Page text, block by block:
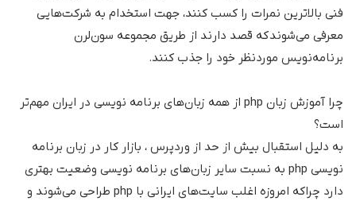
فنی بالاترین نمرات را کسب کنند، جهت استخدام به شرکت‌هایی
معرفی می‌شوند که قصد دارند از طریق مجموعه سون‌لرن
برنامه‌نویس موردنظر خود را جذب کنند.
چرا آموزش زبان php از همه زبان‌های برنامه نویسی در ایران مهم‌تر
است؟
به دلیل استقبال بیش از حد از وردپرس ، بازار کار در زبان برنامه
نویسی php به نسبت سایر زبان‌های برنامه نویسی وضعیت بهتری
دارد چراکه امروزه اغلب سایت‌های ایرانی با php طراحی می‌شوند و